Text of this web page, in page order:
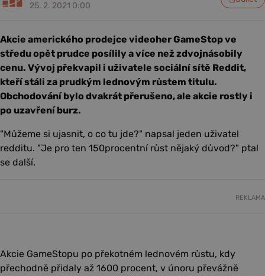
25. 2. 2021 0:00
Akcie amerického prodejce videoher GameStop ve
středu opět prudce posílily a více než zdvojnásobily
cenu. Vývoj překvapil i uživatele sociální sítě Reddit,
kteří stáli za prudkým lednovým růstem titulu.
Obchodování bylo dvakrát přerušeno, ale akcie rostly i
po uzavření burz.
"Můžeme si ujasnit, o co tu jde?" napsal jeden uživatel
redditu. "Je pro ten 150procentní růst nějaký důvod?" ptal
se další.
REKLAMA
Akcie GameStopu po překotném lednovém růstu, kdy
přechodně přidaly až 1600 procent, v únoru převážně